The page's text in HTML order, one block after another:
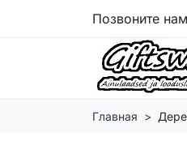
Позвоните
Главная